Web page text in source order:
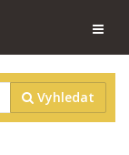
Vyhledat